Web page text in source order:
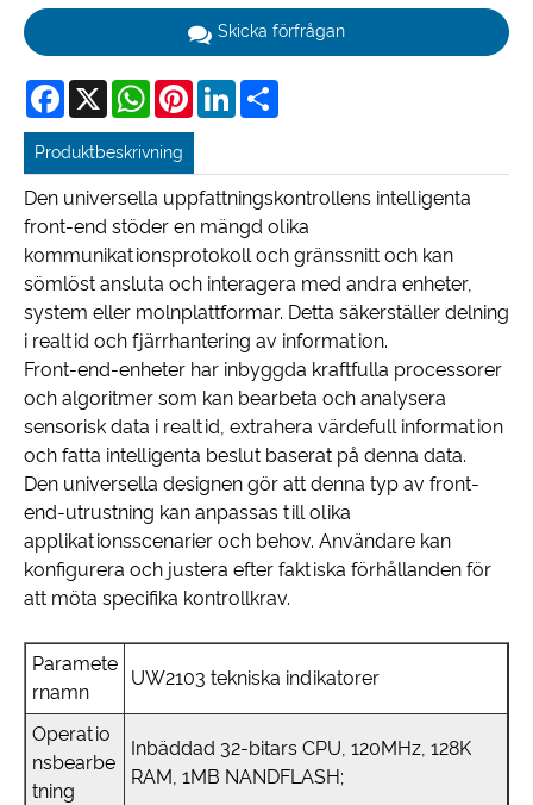
Skicka förfrågan
Facebook
X WhatsAppPinterestLinkedIn
Produktbeskrivning
Den universella uppfattningskontrollens intelligenta
front-end stöder en mängd olika
kommunikationsprotokoll och gränssnitt och kan
sömlöst ansluta och interagera med andra enheter,
system eller molnplattformar. Detta säkerställer delning
i realtid och fjärrhantering av information.
Front-end-enheter har inbyggda kraftfulla processorer
och algoritmer som kan bearbeta och analysera
sensorisk data i realtid, extrahera värdefull information
och fatta intelligenta beslut baserat på denna data.
Den universella designen gör att denna typ av front-
end-utrustning kan anpassas till olika
applikationsscenarier och behov. Användare kan
konfigurera och justera efter faktiska förhållanden för
att möta specifika kontrollkrav.
Paramete
rnamn
UW2103 tekniska indikatorer
Operatio
nsbearbe
tning
Inbäddad 32-bitars CPU, 120MHz, 128K
RAM, 1MB NANDFLASH;